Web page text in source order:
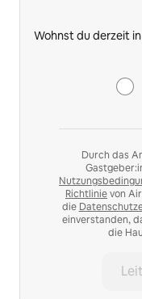
Wohnst du derzeit
Durch das
Richtlinievon
die
einverstanden,
die